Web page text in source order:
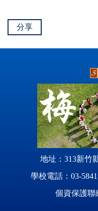
分享
地址：313新竹
學校電話：03-
個資保護聯